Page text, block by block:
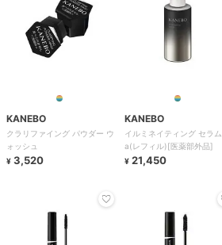
KANEBO
クラリファイング パウダー ウ
ォッシュ
¥ 3,520
KANEBO
イルミネイティング セラム
a(レフィル)[医薬部外品]
¥ 21,450